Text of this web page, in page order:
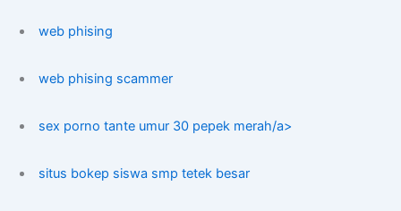
web phising
web phising scammer
sex porno tante umur 30 pepek merah/a>
situs bokep siswa smp tetek besar